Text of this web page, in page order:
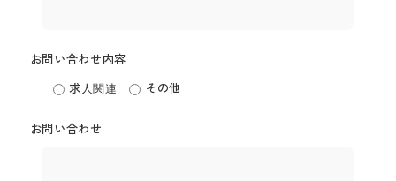
お問い合わせ内容
求人関連
その他
お問い合わせ